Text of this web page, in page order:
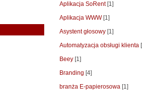
Aplikacja SoRent[1]
Aplikacja WWW[1]
Asystent głosowy [1]
Automatyzacja obsługi klienta
Beey [1]
Branding [4]
branża E-papierosowa [1]